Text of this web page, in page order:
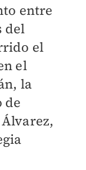
entre
del
el
el
la
de